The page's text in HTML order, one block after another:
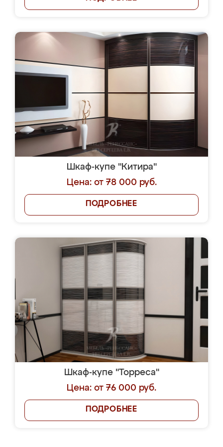
Шкаф-купе "Китира"
Цена: от 78 000 руб.
ПОДРОБНЕЕ
Шкаф-купе "Торреса"
Цена: от 76 000 руб.
ПОДРОБНЕЕ